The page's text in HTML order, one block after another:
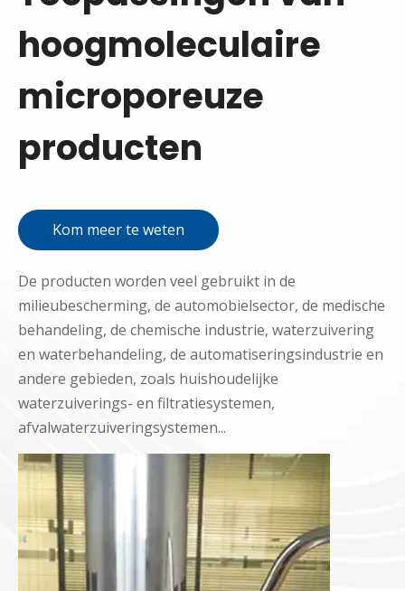
hoogmoleculaire
microporeuze
producten
Kom meer te weten
De producten worden veel gebruikt in de
milieubescherming, de automobielsector, de medische
behandeling, de chemische industrie, waterzuivering
en waterbehandeling, de automatiseringsindustrie en
andere gebieden, zoals huishoudelijke
waterzuiverings- en filtratiesystemen,
afvalwaterzuiveringsystemen...